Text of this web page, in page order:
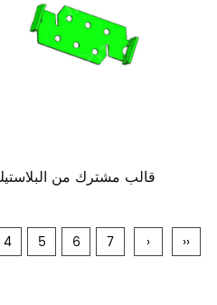
قالب مشترك من
4 5 6 7 › ››